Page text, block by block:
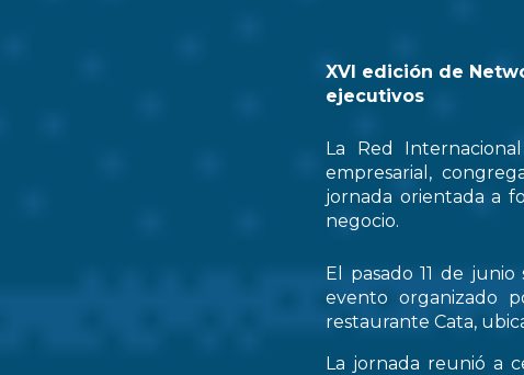
XVI edición de
ejecutivos
La Red
empresarial,
jornada orientada a
negocio.
El pasado 11 de
evento organizado
restaurante Cata,
La jornada reunió a